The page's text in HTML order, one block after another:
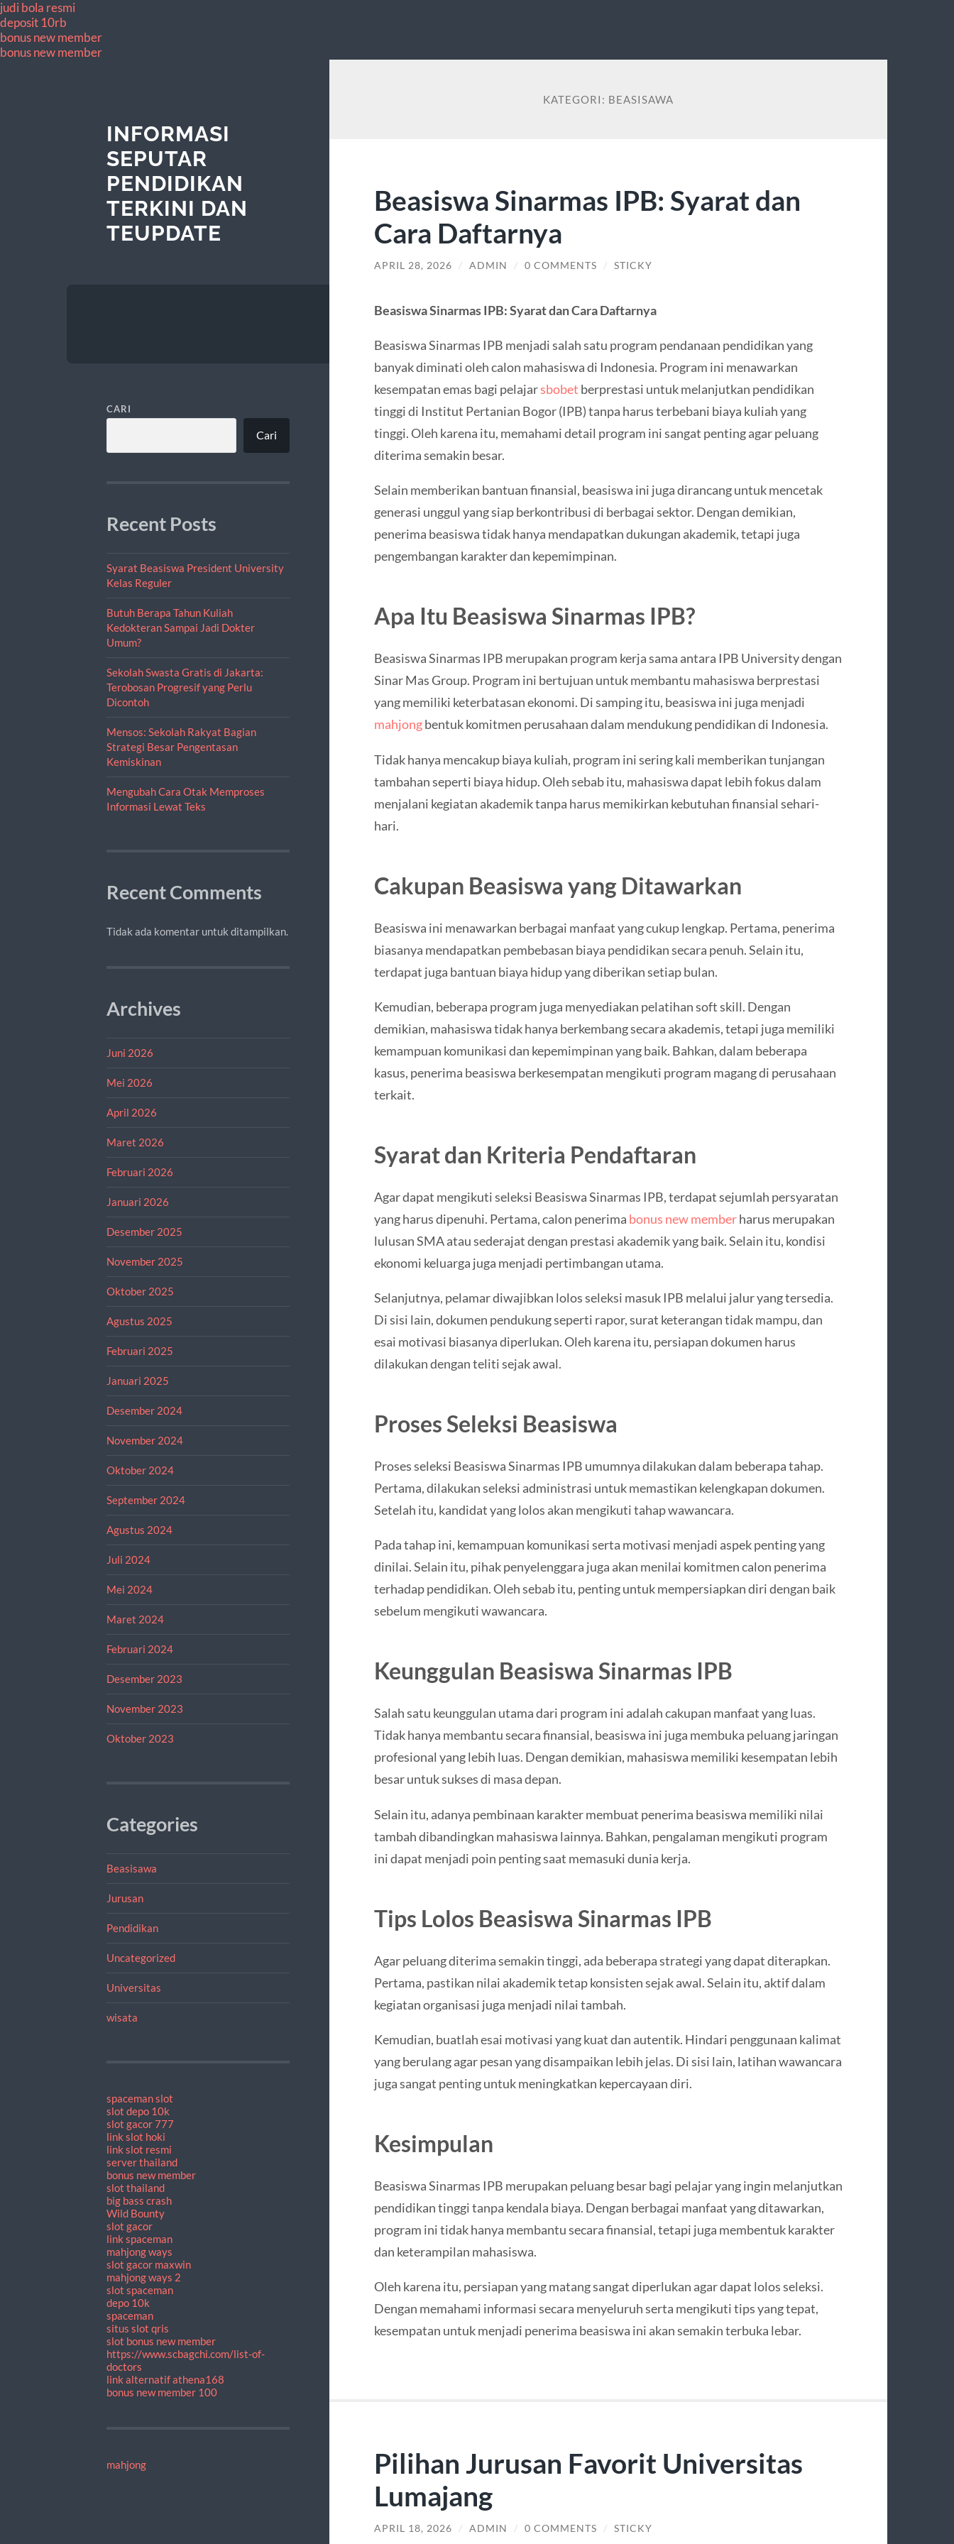
judi bola resmi
deposit 10rb
bonus new member
bonus new member
INFORMASI
SEPUTAR
PENDIDIKAN
TERKINI DAN
TEUPDATE
CARI
Cari
Recent Posts
Syarat Beasiswa President University
Kelas Reguler
Butuh Berapa Tahun Kuliah
Kedokteran Sampai Jadi Dokter
Umum?
Sekolah Swasta Gratis di Jakarta:
Terobosan Progresif yang Perlu
Dicontoh
Mensos: Sekolah Rakyat Bagian
Strategi Besar Pengentasan
Kemiskinan
Mengubah Cara Otak Memproses
Informasi Lewat Teks
Recent Comments
Tidak ada komentar untuk ditampilkan.
Archives
Juni 2026
Mei 2026
April 2026
Maret 2026
Februari 2026
Januari 2026
Desember 2025
November 2025
Oktober 2025
Agustus 2025
Februari 2025
Januari 2025
Desember 2024
November 2024
Oktober 2024
September 2024
Agustus 2024
Juli 2024
Mei 2024
Maret 2024
Februari 2024
Desember 2023
November 2023
Oktober 2023
Categories
Beasisawa
Jurusan
Pendidikan
Uncategorized
Universitas
wisata
spaceman slot
slot depo 10k
slot gacor 777
link slot hoki
link slot resmi
server thailand
bonus new member
slot thailand
big bass crash
Wild Bounty
slot gacor
link spaceman
mahjong ways
slot gacor maxwin
mahjong ways 2
slot spaceman
depo 10k
spaceman
situs slot qris
slot bonus new member
https://www.scbagchi.com/list-of-
doctors
link alternatif athena168
bonus new member 100
mahjong
KATEGORI: BEASISAWA
Beasiswa Sinarmas IPB: Syarat dan
Cara Daftarnya
APRIL 28, 2026 / ADMIN / 0 COMMENTS / STICKY
Beasiswa Sinarmas IPB: Syarat dan Cara Daftarnya
Beasiswa Sinarmas IPB menjadi salah satu program pendanaan pendidikan yang
banyak diminati oleh calon mahasiswa di Indonesia. Program ini menawarkan
kesempatan emas bagi pelajarsbobet berprestasi untuk melanjutkan pendidikan
tinggi di Institut Pertanian Bogor (IPB) tanpa harus terbebani biaya kuliah yang
tinggi. Oleh karena itu, memahami detail program ini sangat penting agar peluang
diterima semakin besar.
Selain memberikan bantuan finansial, beasiswa ini juga dirancang untuk mencetak
generasi unggul yang siap berkontribusi di berbagai sektor. Dengan demikian,
penerima beasiswa tidak hanya mendapatkan dukungan akademik, tetapi juga
pengembangan karakter dan kepemimpinan.
Apa Itu Beasiswa Sinarmas IPB?
Beasiswa Sinarmas IPB merupakan program kerja sama antara IPB University dengan
Sinar Mas Group. Program ini bertujuan untuk membantu mahasiswa berprestasi
yang memiliki keterbatasan ekonomi. Di samping itu, beasiswa ini juga menjadi
mahjongbentuk komitmen perusahaan dalam mendukung pendidikan di Indonesia.
Tidak hanya mencakup biaya kuliah, program ini sering kali memberikan tunjangan
tambahan seperti biaya hidup. Oleh sebab itu, mahasiswa dapat lebih fokus dalam
menjalani kegiatan akademik tanpa harus memikirkan kebutuhan finansial sehari-
hari.
Cakupan Beasiswa yang Ditawarkan
Beasiswa ini menawarkan berbagai manfaat yang cukup lengkap. Pertama, penerima
biasanya mendapatkan pembebasan biaya pendidikan secara penuh. Selain itu,
terdapat juga bantuan biaya hidup yang diberikan setiap bulan.
Kemudian, beberapa program juga menyediakan pelatihan soft skill. Dengan
demikian, mahasiswa tidak hanya berkembang secara akademis, tetapi juga memiliki
kemampuan komunikasi dan kepemimpinan yang baik. Bahkan, dalam beberapa
kasus, penerima beasiswa berkesempatan mengikuti program magang di perusahaan
terkait.
Syarat dan Kriteria Pendaftaran
Agar dapat mengikuti seleksi Beasiswa Sinarmas IPB, terdapat sejumlah persyaratan
yang harus dipenuhi. Pertama, calon penerima bonus new memberharus merupakan
lulusan SMA atau sederajat dengan prestasi akademik yang baik. Selain itu, kondisi
ekonomi keluarga juga menjadi pertimbangan utama.
Selanjutnya, pelamar diwajibkan lolos seleksi masuk IPB melalui jalur yang tersedia.
Di sisi lain, dokumen pendukung seperti rapor, surat keterangan tidak mampu, dan
esai motivasi biasanya diperlukan. Oleh karena itu, persiapan dokumen harus
dilakukan dengan teliti sejak awal.
Proses Seleksi Beasiswa
Proses seleksi Beasiswa Sinarmas IPB umumnya dilakukan dalam beberapa tahap.
Pertama, dilakukan seleksi administrasi untuk memastikan kelengkapan dokumen.
Setelah itu, kandidat yang lolos akan mengikuti tahap wawancara.
Pada tahap ini, kemampuan komunikasi serta motivasi menjadi aspek penting yang
dinilai. Selain itu, pihak penyelenggara juga akan menilai komitmen calon penerima
terhadap pendidikan. Oleh sebab itu, penting untuk mempersiapkan diri dengan baik
sebelum mengikuti wawancara.
Keunggulan Beasiswa Sinarmas IPB
Salah satu keunggulan utama dari program ini adalah cakupan manfaat yang luas.
Tidak hanya membantu secara finansial, beasiswa ini juga membuka peluang jaringan
profesional yang lebih luas. Dengan demikian, mahasiswa memiliki kesempatan lebih
besar untuk sukses di masa depan.
Selain itu, adanya pembinaan karakter membuat penerima beasiswa memiliki nilai
tambah dibandingkan mahasiswa lainnya. Bahkan, pengalaman mengikuti program
ini dapat menjadi poin penting saat memasuki dunia kerja.
Tips Lolos Beasiswa Sinarmas IPB
Agar peluang diterima semakin tinggi, ada beberapa strategi yang dapat diterapkan.
Pertama, pastikan nilai akademik tetap konsisten sejak awal. Selain itu, aktif dalam
kegiatan organisasi juga menjadi nilai tambah.
Kemudian, buatlah esai motivasi yang kuat dan autentik. Hindari penggunaan kalimat
yang berulang agar pesan yang disampaikan lebih jelas. Di sisi lain, latihan wawancara
juga sangat penting untuk meningkatkan kepercayaan diri.
Kesimpulan
Beasiswa Sinarmas IPB merupakan peluang besar bagi pelajar yang ingin melanjutkan
pendidikan tinggi tanpa kendala biaya. Dengan berbagai manfaat yang ditawarkan,
program ini tidak hanya membantu secara finansial, tetapi juga membentuk karakter
dan keterampilan mahasiswa.
Oleh karena itu, persiapan yang matang sangat diperlukan agar dapat lolos seleksi.
Dengan memahami informasi secara menyeluruh serta mengikuti tips yang tepat,
kesempatan untuk menjadi penerima beasiswa ini akan semakin terbuka lebar.
Pilihan Jurusan Favorit Universitas
Lumajang
APRIL 18, 2026 / ADMIN / 0 COMMENTS / STICKY